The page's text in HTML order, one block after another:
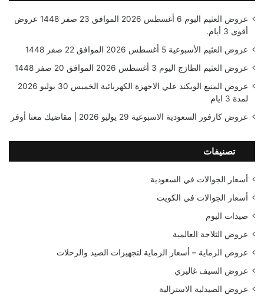
عروض العثيم اليوم 6 أغسطس 2026 الموافق 23 صفر 1448 عروض
أقوى 3 أيام.
عروض العثيم الأسبوعية 5 أغسطس 2026 الموافق 22 صفر 1448
عروض العثيم الطازج اليوم 3 أغسطس 2026 الموافق 20 صفر 1448
عروض المنيع الويكند علي الاجهزة الكهربائية الخميس 30 يوليو 2026
لمدة 3 ايام
عروض كارفور السعودية الاسبوعية 29 يوليو 2026 | مقاضيك معنا أوفر
تصنيفات
أسعار الجوالات في السعودية
أسعار الجوالات في الكويت
صيدات اليوم
عروض الثلاجة العالمية
عروض الرماية – أسعار الرماية لتجهيزات الصيد والرحلات
عروض السيف غاليري
عروض الصيدلية الاسترالية